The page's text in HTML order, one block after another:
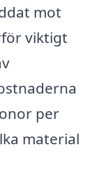
mot
viktigt
per
material